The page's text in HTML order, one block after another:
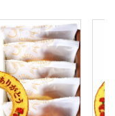
食べるのがもっ
感はなく、しっ
でした。また機
ます。（なおみ